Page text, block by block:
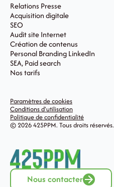
Nous contacter
Relations Presse
Acquisition digitale
SEO
Audit site Internet
Création de contenus
Personal Branding LinkedIn
SEA, Paid search
Nos tarifs
© 2026 425PPM. Tous droits réservés.
Politique de confidentialité
Conditions d'utilisation
Paramètres de cookies